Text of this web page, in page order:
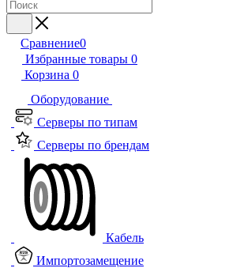
Сравнение0
Избранные товары 0
Корзина 0
Оборудование
Серверы по типам
Серверы по брендам
Кабель
Импортозамещение